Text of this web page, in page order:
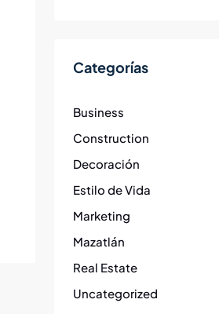
Categorías
Business
Construction
Decoración
Estilo de Vida
Marketing
Mazatlán
Real Estate
Uncategorized